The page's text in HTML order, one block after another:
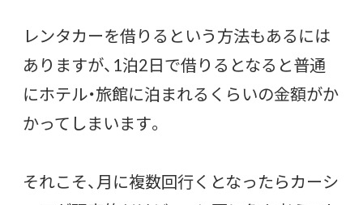
レンタカーを借りるという方法もあるには
ありますが、1泊2日で借りるとなると普通
にホテル・旅館に泊まれるくらいの金額がか
かってしまいます。
それこそ、月に複数回行くとなったらカーシ